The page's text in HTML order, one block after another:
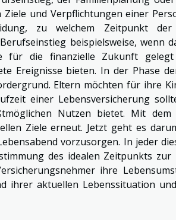
und Verpflichtungen einer
zu welchem Zeitpunkt der
beispielsweise, wenn
für die finanzielle Zukunft
Ereignisse bieten. In der Phase
Eltern möchten für ihre
einer Lebensversicherung
Nutzen bietet. Mit dem
Ziele erneut. Jetzt geht es
vorzusorgen. In jeder
des idealen Zeitpunkts zur
ihre
ihrer aktuellen Lebenssituation